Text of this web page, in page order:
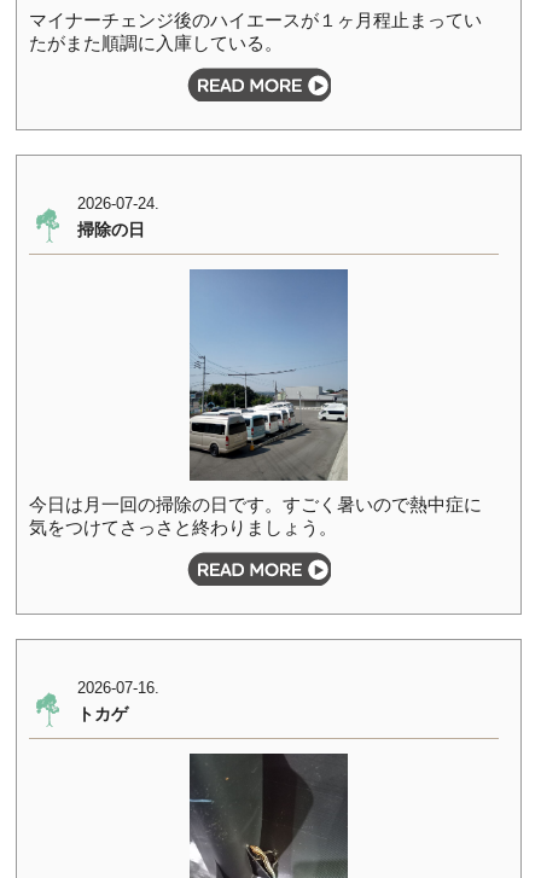
マイナーチェンジ後のハイエースが１ヶ月程止まってい
たがまた順調に入庫している。
2026-07-24.
掃除の日
今日は月一回の掃除の日です。すごく暑いので熱中症に
気をつけてさっさと終わりましょう。
2026-07-16.
トカゲ